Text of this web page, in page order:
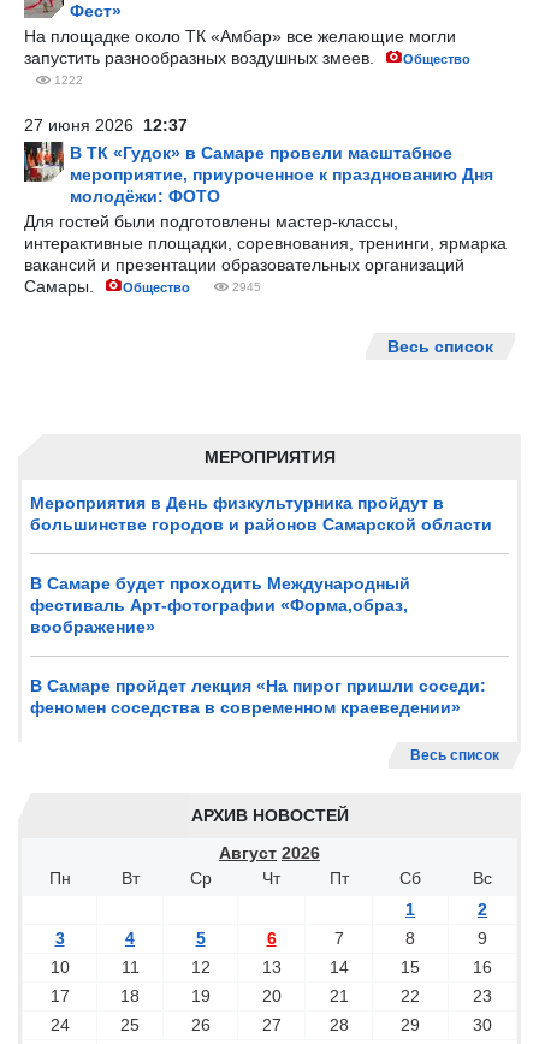
МЕРОПРИЯТИЯ
Мероприятия в День физкультурника пройдут в
большинстве городов и районов Самарской области
В Самаре будет проходить Международный
фестиваль Арт-фотографии «Форма,образ,
воображение»
В Самаре пройдет лекция «На пирог пришли соседи:
феномен соседства в современном краеведении»
Весь список
АРХИВ НОВОСТЕЙ
Август 2026
Пн
Вт Ср Чт Пт Сб
Вс
1
2
3
4 5 6 7 8
9
10
11 12 13 14 15
16
17
18 19 20 21 22
23
24
25 26 27 28 29 30
Фест»
На площадке около ТК «Амбар» все желающие могли
запустить разнообразных воздушных змеев.
Общество
1222
27 июня 2026 12:37
В ТК «Гудок» в Самаре провели масштабное
мероприятие, приуроченное к празднованию Дня
молодёжи: ФОТО
Для гостей были подготовлены мастер-классы,
интерактивные площадки, соревнования, тренинги, ярмарка
вакансий и презентации образовательных организаций
Самары.
Общество 2945
Весь список